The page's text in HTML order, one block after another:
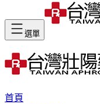
選單
首頁